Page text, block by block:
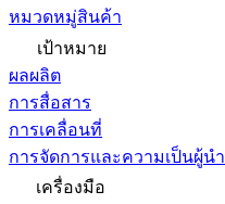
หมวดหมู่สินค้า
เป้าหมาย
ผลผลิต
การสื่อสาร
การเคลื่อนที่
การจัดการและความเป็นผู้นำ
เครื่องมือ